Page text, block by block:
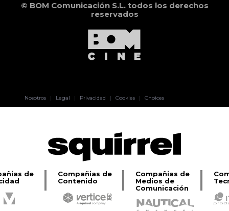
© BOM Comunicación S.L. todos los derechos
reservados
Nosotros | Legal | Privacidad | Cookies | Choices
de
Compañias de
Contenido
Compañias de
Medios de
Comunicación